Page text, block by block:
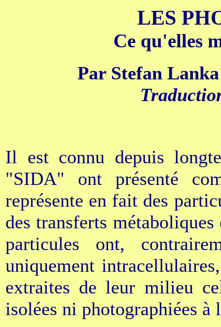
LES
Ce qu'elles
Par Stefan
Il est connu depuis
"SIDA" ont présenté
représente en fait des
des transferts
particules ont,
uniquement
extraites de leur milieu
isolées ni photographiées à